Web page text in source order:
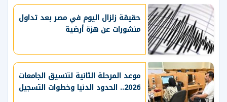
حقيقة زلزال اليوم في مصر بعد تداول
منشورات عن هزة أرضية
موعد المرحلة الثانية لتنسيق الجامعات
2026.. الحدود الدنيا وخطوات التسجيل